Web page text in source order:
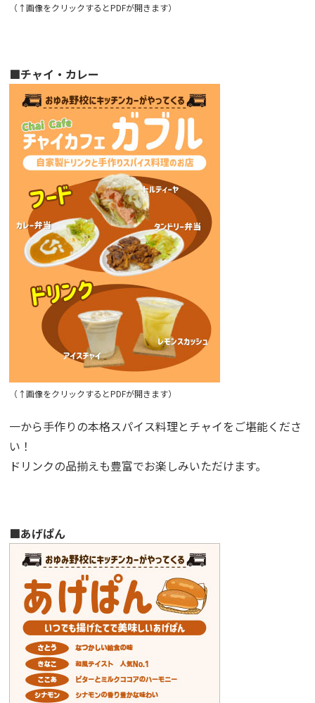
（↑画像をクリックするとPDFが開きます）
■チャイ・カレー
（↑画像をクリックするとPDFが開きます）
一から手作りの本格スパイス料理とチャイをご堪能くださ
い！
ドリンクの品揃えも豊富でお楽しみいただけます。
■あげぱん